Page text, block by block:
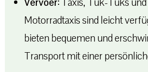
Motorradtaxis sind leicht
bieten bequemen und
Transport mit einer